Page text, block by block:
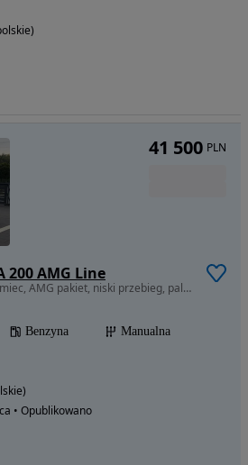
200 AMG Line
1595 cm3 • 156 KM • Z Niemiec, AMG pakiet, niski przebieg, pali i jeździ
Benzyna
Manualna
• Opublikowano
41 500 PLN